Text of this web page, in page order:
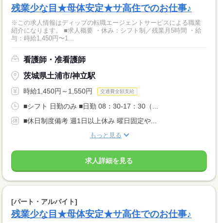
残業少な目★母体安定★サ高住でのお仕事♪
※この求人情報はディップの転職エージェントサービスによる職業
紹介になります。 ■求人概要 ・休み：シフト制／残業月5時間 ・給
与：時給1,450円〜1...
看護師・准看護師
茨城県土浦市/神立駅
時給1,450円～1,550円 交通費全額支給
■シフト 日勤のみ ■日勤 08：30-17：30（...
■休日制度備考 週1日以上休み 曜日固定や...
もっと見る
求人詳細を見る
[パート・アルバイト]
残業少な目★母体安定★サ高住でのお仕事♪